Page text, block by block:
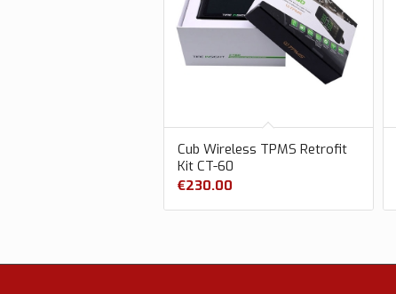
Cub Wireless TPMS Retrofit
Kit CT-60
€230.00